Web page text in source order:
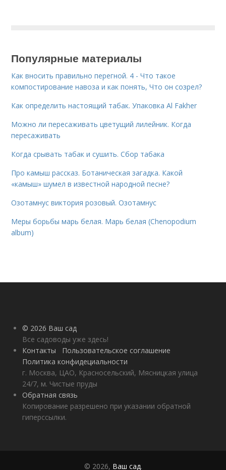
Популярные материалы
Как вносить правильно перегной. 4 - Что такое
компостирование навоза и как понять, Что он созрел?
Как определить настоящий табак. Упаковка Al Fakher
Можно ли пересаживать цветущий лилейник. Когда
пересаживать
Когда срывать табак и сушить. Сбор табака
Про камыш рассказ. Ботаническая загадка. Какой
«камыш» шумел в известной народной песне?
Озотамнус виктория розовый. Озотамнус
Меры борьбы марь белая. Марь белая (Chenopodium
album)
© 2026 Ваш сад
Все садоводы уже здесь!
Контакты
Пользовательское соглашение
Политика конфидециальности
г. Москва, ЦАО, Красносельский, Мясницкая улица
24/7, м. Чистые пруды
Обратная связь
Копирование разрешено при указании обратной
гиперссылки.
© 2026, Ваш сад.